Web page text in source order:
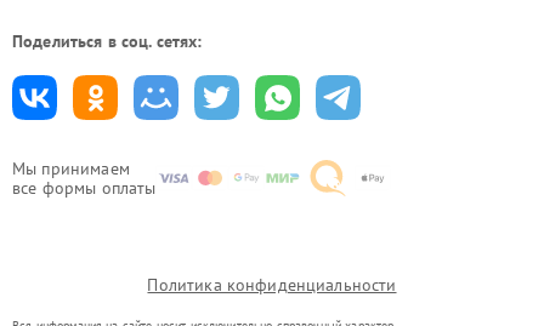
Мы принимаем
все формы оплаты
Поделиться в соц. сетях:
Политика конфиденциальности